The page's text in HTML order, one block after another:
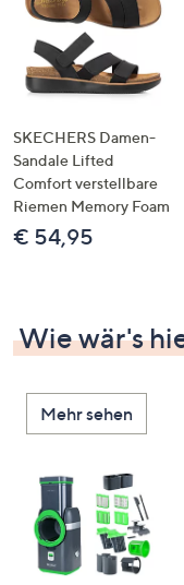
SKECHERS Damen-
Sandale Lifted
Comfort verstellbare
Riemen Memory Foam
€ 54,95
Wie wär's
Mehr sehen